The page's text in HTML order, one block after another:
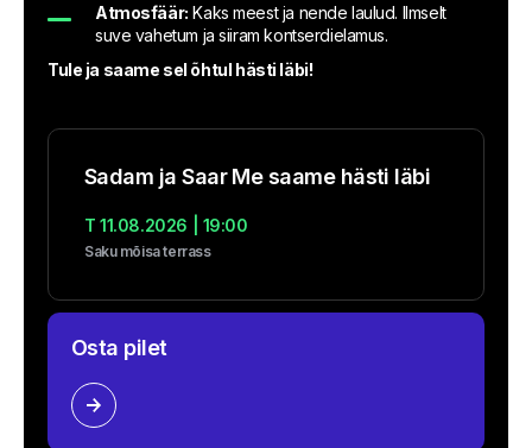
Atmosfäär: Kaks meest ja nende laulud. Ilmselt
suve vahetum ja siiram kontserdielamus.
Tule ja saame sel õhtul hästi läbi!
Sadam ja Saar Me saame hästi läbi
T 11.08.2026 | 19:00
Saku mõisa terrass
Osta pilet